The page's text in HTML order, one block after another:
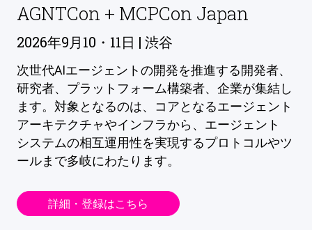
AGNTCon + MCPCon Japan
2026年9月10・11日 | 渋谷
次世代AIエージェントの開発を推進する開発者、
研究者、プラットフォーム構築者、企業が集結し
ます。対象となるのは、コアとなるエージェント
アーキテクチャやインフラから、エージェント
システムの相互運用性を実現するプロトコルやツ
ールまで多岐にわたります。
詳細・登録はこちら